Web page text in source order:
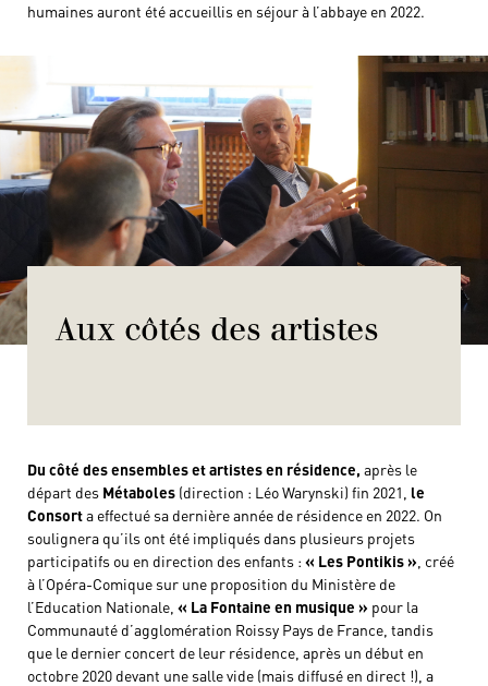
humaines auront été accueillis en séjour à l’abbaye en 2022.
Aux côtés des artistes
Du côté des ensembles et artistes en résidence, après le
départ des Métaboles (direction : Léo Warynski) fin 2021, le
Consorta effectué sa dernière année de résidence en 2022. On
soulignera qu’ils ont été impliqués dans plusieurs projets
participatifs ou en direction des enfants : « Les Pontikis » , créé
à l’Opéra-Comique sur une proposition du Ministère de
l’Education Nationale, « La Fontaine en musique » pour la
Communauté d’agglomération Roissy Pays de France, tandis
que le dernier concert de leur résidence, après un début en
octobre 2020 devant une salle vide (mais diffusé en direct !), a